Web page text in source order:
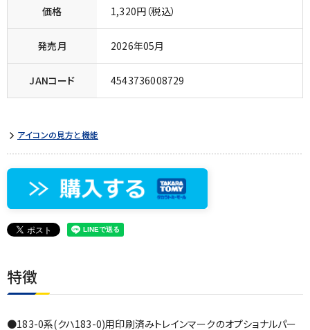
価格 1,320円（税込）
発売月 2026年05月
JANコード 4543736008729
アイコンの見方と機能
特徴
●183-0系(クハ183-0)用印刷済みトレインマークのオプショナルパー